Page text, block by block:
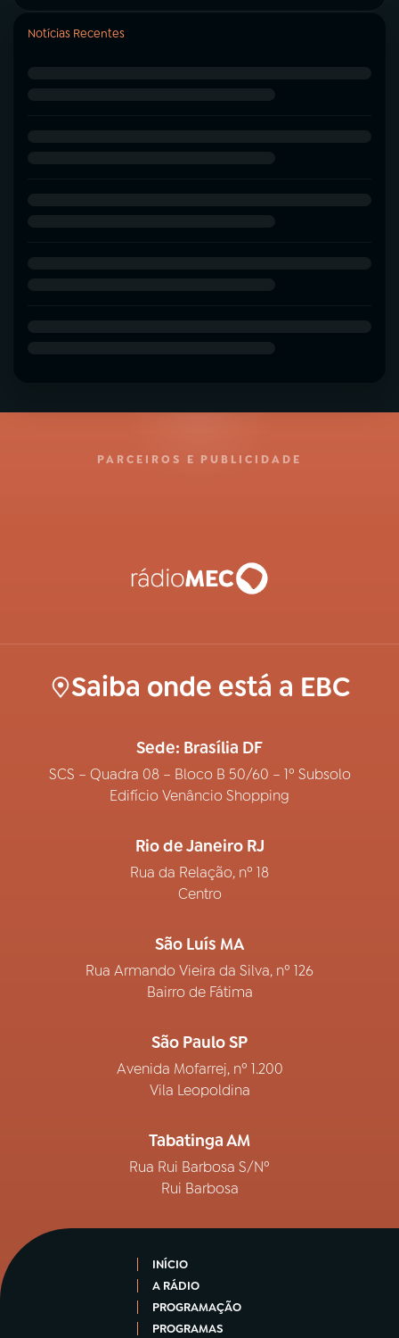
Notícias Recentes
PARCEIROS E PUBLICIDADE
Saiba onde está a EBC
Sede: Brasília DF
SCS – Quadra 08 – Bloco B 50/60 – 1º Subsolo
Edifício Venâncio Shopping
Rio de Janeiro RJ
Rua da Relação, nº 18
Centro
São Luís MA
Rua Armando Vieira da Silva, nº 126
Bairro de Fátima
São Paulo SP
Avenida Mofarrej, nº 1.200
Vila Leopoldina
Tabatinga AM
Rua Rui Barbosa S/Nº
Rui Barbosa
INÍCIO
A RÁDIO
PROGRAMAÇÃO
PROGRAMAS